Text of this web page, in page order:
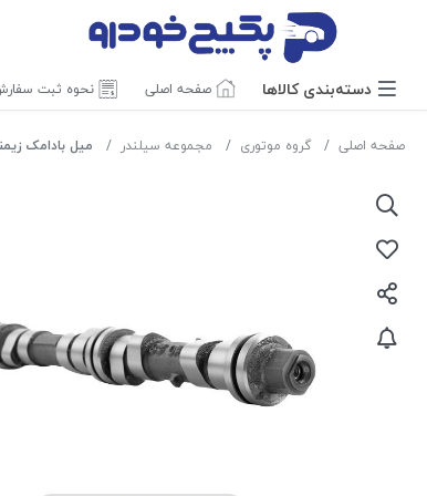
دسته‌بندی‌ کالاها صفحه اصلی نحوه ثبت
صفحه اصلی گروه موتوری مجموعه سیلندر میل بادامک زیمنس (